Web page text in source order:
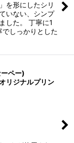
を形にしたシリ
いない、シンプ
した。 丁寧に1
しっかりとした
ペー)
リジナルプリン